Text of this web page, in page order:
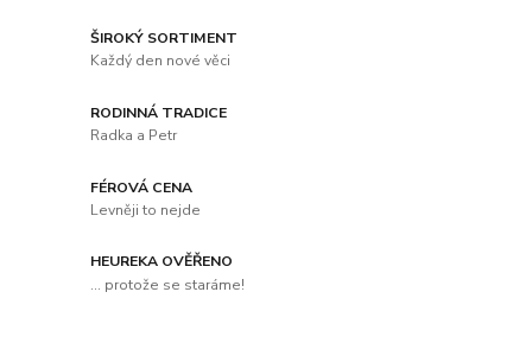
ŠIROKÝ SORTIMENT
Každý den nové věci
RODINNÁ TRADICE
Radka a Petr
FÉROVÁ CENA
Levněji to nejde
HEUREKA OVĚŘENO
... protože se staráme!